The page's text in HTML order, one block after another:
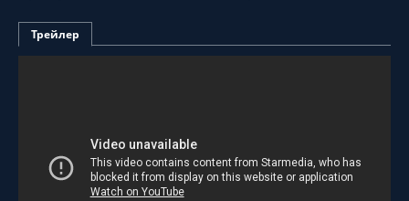
Трейлер